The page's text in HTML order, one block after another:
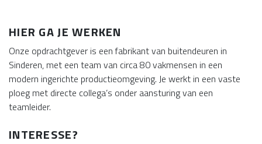
HIER GA JE WERKEN
Onze opdrachtgever is een fabrikant van buitendeuren in
Sinderen, met een team van circa 80 vakmensen in een
modern ingerichte productieomgeving. Je werkt in een vaste
ploeg met directe collega’s onder aansturing van een
teamleider.
INTERESSE?